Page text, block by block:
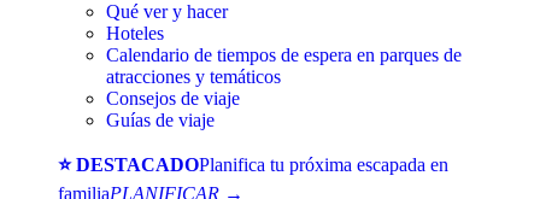
Qué ver y hacer
Hoteles
Calendario de tiempos de espera en parques de
atracciones y temáticos
Consejos de viaje
Guías de viaje
⭐ DESTACADOPlanifica tu próxima escapada en
familiaPLANIFICAR →